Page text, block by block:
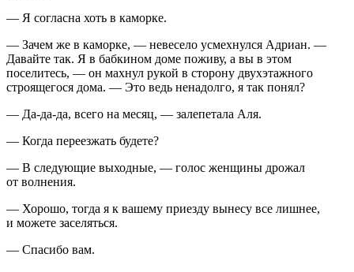
— Я согласна хоть в каморке.
— Зачем же в каморке, — невесело усмехнулся Адриан. —
Давайте так. Я в бабкином доме поживу, а вы в этом
поселитесь, — он махнул рукой в сторону двухэтажного
строящегося дома. — Это ведь ненадолго, я так понял?
— Да-да-да, всего на месяц, — залепетала Аля.
— Когда переезжать будете?
— В следующие выходные, — голос женщины дрожал
от волнения.
— Хорошо, тогда я к вашему приезду вынесу все лишнее,
и можете заселяться.
— Спасибо вам.